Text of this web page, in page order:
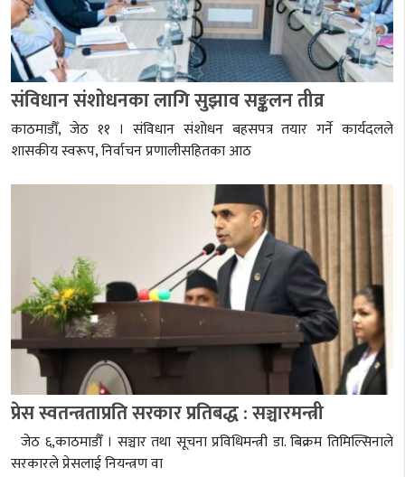
संविधान संशोधनका लागि सुझाव सङ्कलन तीव्र
काठमाडौँ, जेठ ११ । संविधान संशोधन बहसपत्र तयार गर्ने कार्यदलले
शासकीय स्वरूप, निर्वाचन प्रणालीसहितका आठ
प्रेस स्वतन्त्रताप्रति सरकार प्रतिबद्ध : सञ्चारमन्त्री
जेठ ६,काठमाडौँ । सञ्चार तथा सूचना प्रविधिमन्त्री डा. बिक्रम तिमिल्सिनाले
सरकारले प्रेसलाई नियन्त्रण वा